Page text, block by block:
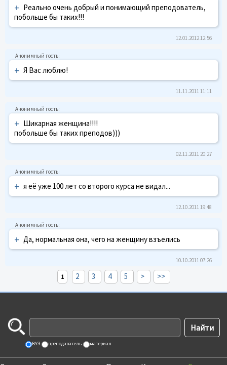
+ Реально очень добрый и понимающий преподователь,
побольше бы таких!!!
12.01.2012 12:56
+ Я Вас люблю!
11.11.2011 11:11
+ Шикарная женщина!!!!
побольше бы таких преподов)))
02.11.2011 20:27
+ я её уже 100 лет со второго курса не видал...
12.10.2011 19:48
+ Да, нормальная она, чего на женщину взъелись
10.10.2011 07:26
1 2 3 4 5 > >>
ВУЗ преподаватель материал